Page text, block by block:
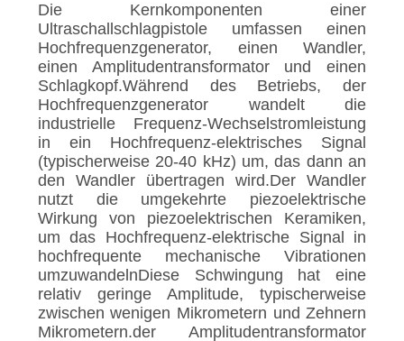
Die Kernkomponenten einer
Ultraschallschlagpistole umfassen einen
Hochfrequenzgenerator, einen Wandler,
einen Amplitudentransformator und einen
Schlagkopf.Während des Betriebs, der
Hochfrequenzgenerator wandelt die
industrielle Frequenz-Wechselstromleistung
in ein Hochfrequenz-elektrisches Signal
(typischerweise 20-40 kHz) um, das dann an
den Wandler übertragen wird.Der Wandler
nutzt die umgekehrte piezoelektrische
Wirkung von piezoelektrischen Keramiken,
um das Hochfrequenz-elektrische Signal in
hochfrequente mechanische Vibrationen
umzuwandelnDiese Schwingung hat eine
relativ geringe Amplitude, typischerweise
zwischen wenigen Mikrometern und Zehnern
Mikrometern.der Amplitudentransformator